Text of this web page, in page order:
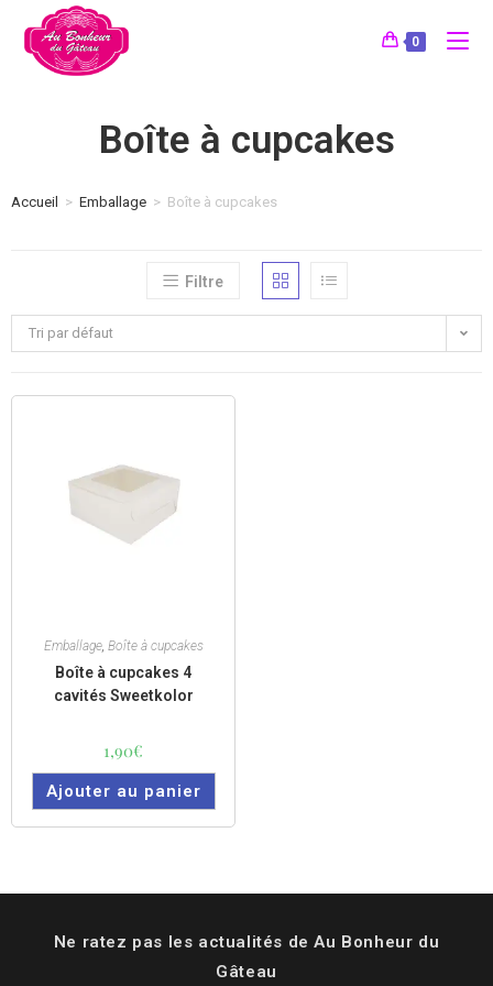
0
Boîte à cupcakes
Accueil > Emballage > Boîte à cupcakes
Filtre
Tri par défaut
Emballage, Boîte à cupcakes
Boîte à cupcakes 4
cavités Sweetkolor
1,90€
Ajouter au panier
Ne ratez pas les actualités de Au Bonheur du
Gâteau